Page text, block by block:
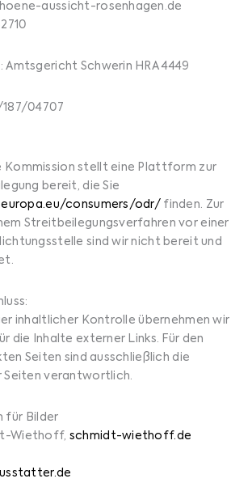
aussicht-rosenhagen.de
Amtsgericht Schwerin HRA 4449
04707
Kommission stellt eine Plattform zur
bereit, die Sie
consumers/odr/ finden. Zur
Streitbeilegungsverfahren vor einer
sind wir nicht bereit und
inhaltlicher Kontrolle übernehmen wir
die Inhalte externer Links. Für den
Seiten sind ausschließlich die
Seiten verantwortlich.
für Bilder
Wiethoff, schmidt-wiethoff.de